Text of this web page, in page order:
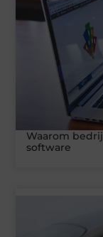
Waarom
software